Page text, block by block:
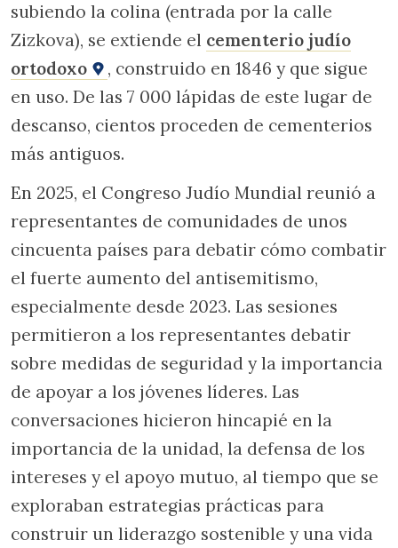
subiendo la colina (entrada por la calle
Zizkova), se extiende el cementerio judío
ortodoxo
, construido en 1846 y que sigue
en uso. De las 7 000 lápidas de este lugar de
descanso, cientos proceden de cementerios
más antiguos.
En 2025, el Congreso Judío Mundial reunió a
representantes de comunidades de unos
cincuenta países para debatir cómo combatir
el fuerte aumento del antisemitismo,
especialmente desde 2023. Las sesiones
permitieron a los representantes debatir
sobre medidas de seguridad y la importancia
de apoyar a los jóvenes líderes. Las
conversaciones hicieron hincapié en la
importancia de la unidad, la defensa de los
intereses y el apoyo mutuo, al tiempo que se
exploraban estrategias prácticas para
construir un liderazgo sostenible y una vida